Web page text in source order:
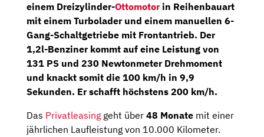
einem Dreizylinder-Ottomotorin Reihenbauart
mit einem Turbolader und einem manuellen 6-
Gang-Schaltgetriebe mit Frontantrieb. Der
1,2l-Benziner kommt auf eine Leistung von
131 PS und 230 Newtonmeter Drehmoment
und knackt somit die 100 km/h in 9,9
Sekunden. Er schafft höchstens 200 km/h.
Das Privatleasing geht über 48 Monate mit einer
jährlichen Laufleistung von 10.000 Kilometer.